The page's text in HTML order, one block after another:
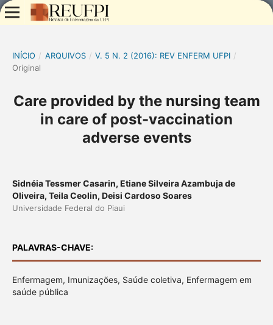
INÍCIO / ARQUIVOS / V. 5 N. 2 (2016): REV ENFERM UFPI /
Original
Care provided by the nursing team
in care of post-vaccination
adverse events
Sidnéia Tessmer Casarin, Etiane Silveira Azambuja de
Oliveira, Teila Ceolin, Deisi Cardoso Soares
Universidade Federal do Piaui
PALAVRAS-CHAVE:
Enfermagem, Imunizações, Saúde coletiva, Enfermagem em
saúde pública